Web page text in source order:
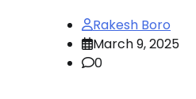
Rakesh Boro
March 9, 2025
0